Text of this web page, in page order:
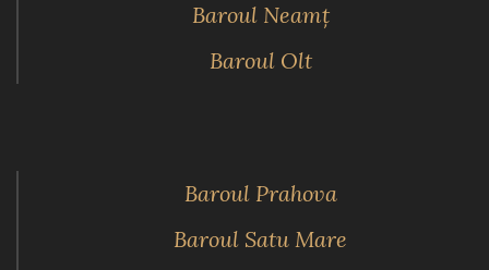
Baroul Neamţ
Baroul Olt
Baroul Prahova
Baroul Satu Mare